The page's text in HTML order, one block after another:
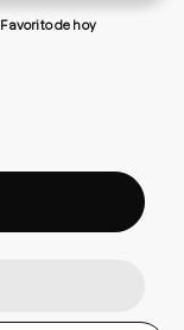
Favorito de hoy